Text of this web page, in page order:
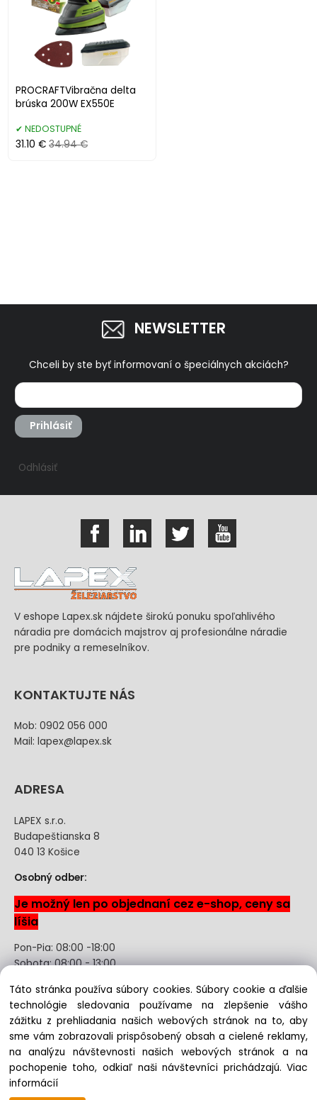
PROCRAFTVibračna delta
brúska 200W EX550E
NEDOSTUPNÉ
31.10 € 34.94 €
NEWSLETTER
Chceli by ste byť informovaní o špeciálnych akciách?
Prihlásiť
Odhlásiť
V eshope Lapex.sk nájdete širokú ponuku spoľahlivého
náradia pre domácich majstrov aj profesionálne náradie
pre podniky a remeselníkov.
KONTAKTUJTE NÁS
Mob: 0902 056 000
Mail: lapex@lapex.sk
ADRESA
LAPEX s.r.o.
Budapeštianska 8
040 13 Košice
Osobný odber:
Je možný len po objednaní cez e-shop, ceny sa
líšia
Pon-Pia: 08:00 -18:00
Sobota: 08:00 - 13:00
Odstúpenie od kúpnej zmluvy uzavretej na diaľku bez
registrácie
Copyright © 2022 lapex.sk, All rights reserved
Táto stránka používa súbory cookies. Súbory cookie a ďalšie
technológie sledovania používame na zlepšenie vášho
zážitku z prehliadania našich webových stránok na to, aby
sme vám zobrazovali prispôsobený obsah a cielené reklamy,
na analýzu návštevnosti našich webových stránok a na
pochopenie toho, odkiaľ naši návštevníci prichádzajú.Viac
informácií